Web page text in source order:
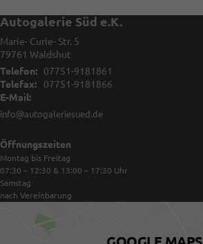
Autogalerie Süd e.K.
Marie- Curie- Str. 5
79761 Waldshut
Telefon:
07751-9181861
Telefax:
07751-9181866
E-Mail:
info@autogaleriesued.de
Öffnungszeiten
Montag bis Freitag
07:30 – 12:30 & 13:00 – 17:30 Uhr
Samstag
nach Vereinbarung